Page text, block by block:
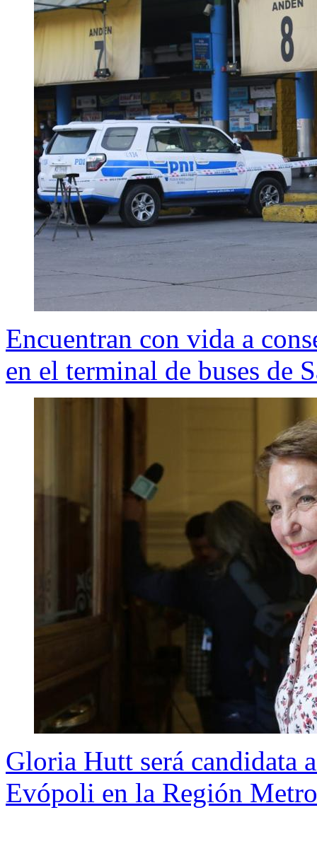
Encuentran con vida a
en el terminal de buses de
Gloria Hutt será candidata
Evópoli en la Región